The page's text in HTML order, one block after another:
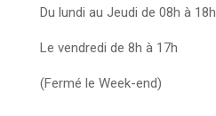
Du lundi au Jeudi de 08h à 18h
Le vendredi de 8h à 17h
(Fermé le Week-end)